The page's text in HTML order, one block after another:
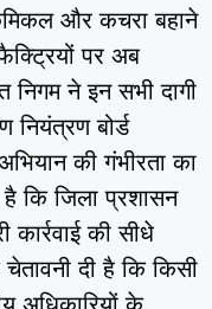
और कचरा बहाने
पर अब
निगम ने इन सभी दागी
नियंत्रण बोर्ड
की गंभीरता का
कि जिला प्रशासन
की सीधे
दी है कि किसी